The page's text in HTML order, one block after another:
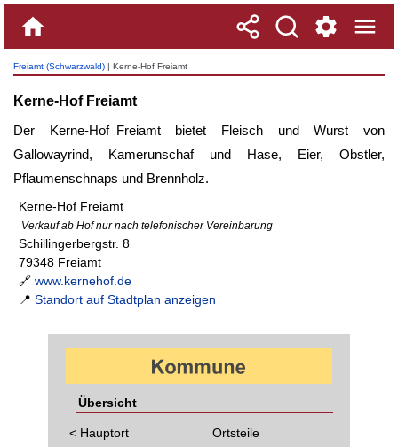
Freiamt (Schwarzwald) | Kerne-Hof Freiamt
Kerne-Hof Freiamt
Der Kerne-Hof Freiamtbietet Fleisch und Wurst von
Gallowayrind, Kamerunschaf und Hase, Eier, Obstler,
Pflaumenschnaps und Brennholz.
Kerne-Hof Freiamt
Verkauf ab Hof nur nach telefonischer Vereinbarung
Schillingerbergstr. 8
79348 Freiamt
🔗 www.kernehof.de
📍 Standort auf Stadtplan anzeigen
Übersicht
< Hauptort
Ortsteile